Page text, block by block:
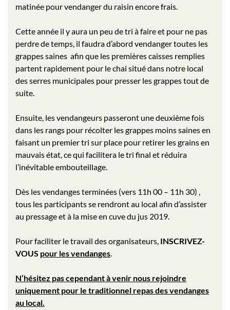
matinée pour vendanger du raisin encore frais.
Cette année il y aura un peu de tri à faire et pour ne pas
perdre de temps, il faudra d’abord vendanger toutes les
grappes saines afin que les premières caisses remplies
partent rapidement pour le chai situé dans notre local
des serres municipales pour presser les grappes tout de
suite.
Ensuite, les vendangeurs passeront une deuxième fois
dans les rangs pour récolter les grappes moins saines en
faisant un premier tri sur place pour retirer les grains en
mauvais état, ce qui facilitera le tri final et réduira
l’inévitable embouteillage.
Dès les vendanges terminées (vers 11h 00 – 11h 30) ,
tous les participants se rendront au local afin d’assister
au pressage et à la mise en cuve du jus 2019.
Pour faciliter le travail des organisateurs, INSCRIVEZ-
VOUS pour les vendanges.
N’hésitez pas cependant à venir nous rejoindre
uniquement pour le traditionnel repas des vendanges
au local.